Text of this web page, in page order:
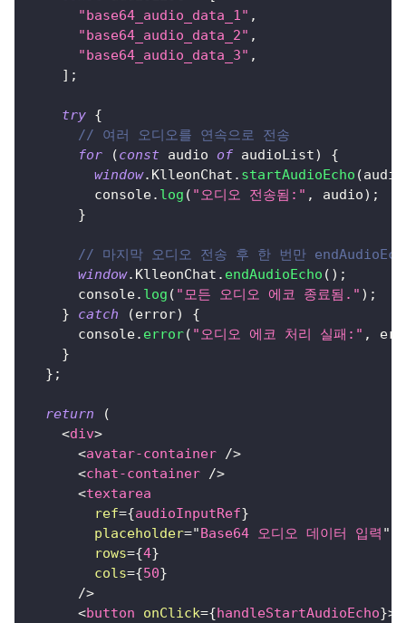
"base64_audio_data_1" ,
"base64_audio_data_2" ,
"base64_audio_data_3" ,
] ;
try {
// 여러 오디오를 연속으로 전송
for
(const audio of audioList)
{
window. KlleonChat . startAudioEcho (audio
console. log ( "오디오 전송됨:" , audio) ;
}
// 마지막 오디오 전송 후 한 번만
window. KlleonChat . endAudioEcho ( ) ;
console. log ( "모든 오디오 에코 종료됨." ) ;
}
catch (error)
{
console. error( "오디오 에코 처리 실패:" ,
}
} ;
return
(
<div>
<avatar-container />
<chat-container />
<textarea
ref={audioInputRef}
placeholder="Base64 오디오 데이터 입력 "
rows={4}
cols={50}
/>
<button onClick={handleStartAudioEcho}>